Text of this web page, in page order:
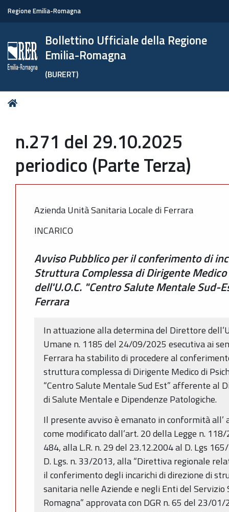
Regione Emilia-Romagna
Bollettino Ufficiale della Regione
Emilia-Romagna
(BURERT)
Tu
n.271 del 29.10.2025
periodico (Parte Terza)
Azienda Unità Sanitaria Locale di Ferrara
INCARICO
Avviso Pubblico per il conferimento di
Struttura Complessa di Dirigente
dell'U.O.C. "Centro Salute Mentale Sud-
Ferrara
In attuazione alla determina del Direttore
Umane n. 1185 del 24/09/2025 esecutiva ai
Ferrara ha stabilito di procedere al
struttura complessa di Dirigente Medico di
“Centro Salute Mentale Sud Est” afferente
di Salute Mentale e Dipendenze Patologiche.
Il presente avviso è emanato in conformità all’
come modificato dall’art. 20 della Legge n.
484, alla L.R. n. 29 del 23.12.2004 al D. Lgs
D. Lgs. n. 33/2013, alla “Direttiva regionale
il conferimento degli incarichi di direzione di
sanitaria nelle Aziende e negli Enti del Servizio
Romagna” approvata con DGR n. 65 del 23/